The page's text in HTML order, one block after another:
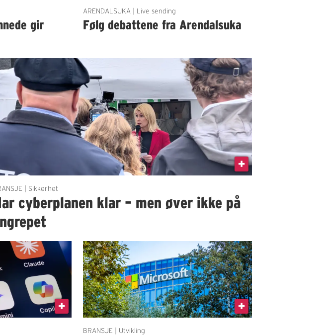
gir
ARENDALSUKA | Live sending
Følg debattene fra Arendalsuka
| Sikkerhet
cyberplanen klar – men øver ikke på
BRANSJE | Utvikling